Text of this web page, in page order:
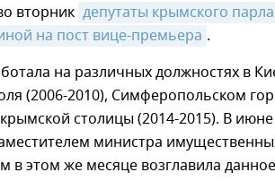
вторник депутаты крымского
на пост вице-премьера .
на различных должностях в
(2006-2010), Симферопольском
столицы (2014-2015). В
министра
в этом же месяце возглавила